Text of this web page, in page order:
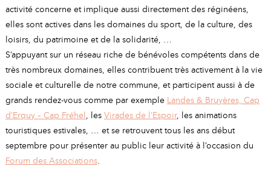
LA
M
AI
RIE
activité concerne et implique aussi directement des réginéens,
elles sont actives dans les domaines du sport, de la culture, des
loisirs, du patrimoine et de la solidarité, …
S’appuyant sur un réseau riche de bénévoles compétents dans de
très nombreux domaines, elles contribuent très activement à la vie
sociale et culturelle de notre commune, et participent aussi à de
grands rendez-vous comme par exemple Landes & Bruyères, Cap
d’Erquy – Cap Fréhel , les Virades de l’Espoir, les animations
touristiques estivales, … et se retrouvent tous les ans début
septembre pour présenter au public leur activité à l’occasion du
Forum des Associations.